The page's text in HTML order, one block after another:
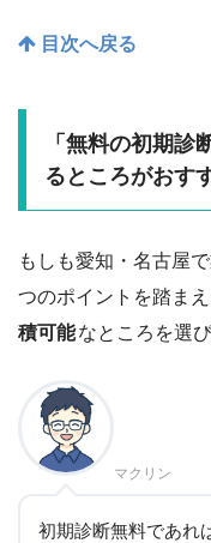
目次へ戻る
「無料の初期診
るところがおす
もしも愛知・名古屋
つのポイントを踏まえ
積可能なところを選
マクリン
初期診断無料であれ